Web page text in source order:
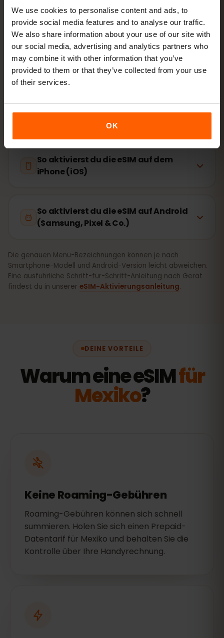
We use cookies to personalise content and ads, to
provide social media features and to analyse our traffic.
We also share information about your use of our site with
our social media, advertising and analytics partners who
may combine it with other information that you’ve
provided to them or that they’ve collected from your use
of their services.
OK
Lossurfen Datenroaming in Mexiko an
Installation dauert nur 2 Minuten: iPhone Einstellungen →
Mobilfunk → eSIM hinzufügen
Netzwerk &
Gerät eSIM-fähig? Kompatibilität prüfen
So aktivierst du die eSIM auf dem
iPhone (iOS)
So aktivierst du die eSIM auf Android
(Samsung, Pixel & Co.)
Die genauen Menü-Bezeichnungen können je nach
Smartphone-Modell und Android-Version leicht abweichen.
Eine ausführliche Schritt-für-Schritt-Anleitung nach Gerät
findest du in unserer eSIM-Aktivierungsanleitung.
DEINE VORTEILE
Warum eine eSIMfür
Mexiko?
Keine Roaming-Gebühren
Roaming-Gebühren können sich schnell
summieren. Holen Sie sich einen Prepaid-
Datentarif für Mexiko und behalten Sie die
Kontrolle über Ihre Handyrechnung.